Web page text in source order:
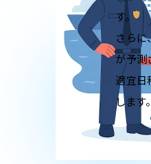
す。
さらに
が予測
適宜日
します。